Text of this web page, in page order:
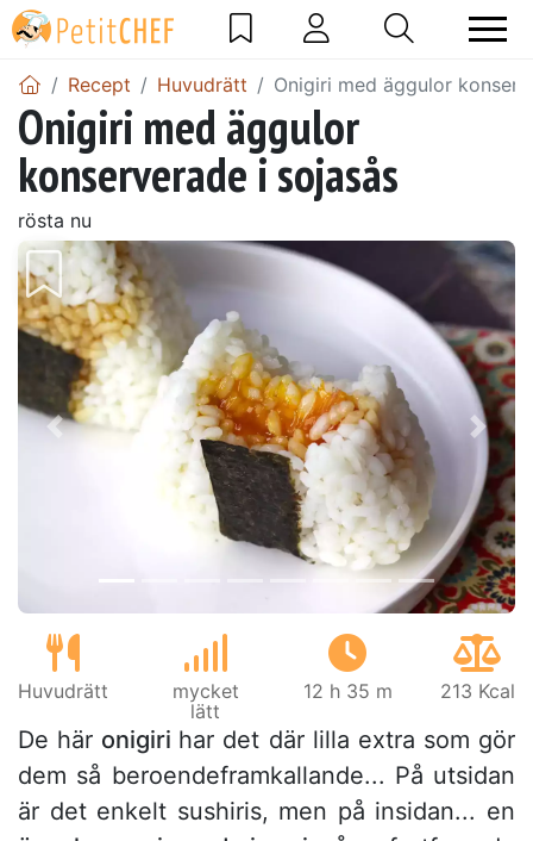
Recept Huvudrätt Onigiri med äggulor
Onigiri med äggulor
konserverade i sojasås
rösta nu
Föregående
Huvudrätt
mycket
lätt
12 h 35 m 213 Kcal
De här onigiri har det där lilla extra som gör
dem så beroendeframkallande... På utsidan
är det enkelt sushiris, men på insidan... en